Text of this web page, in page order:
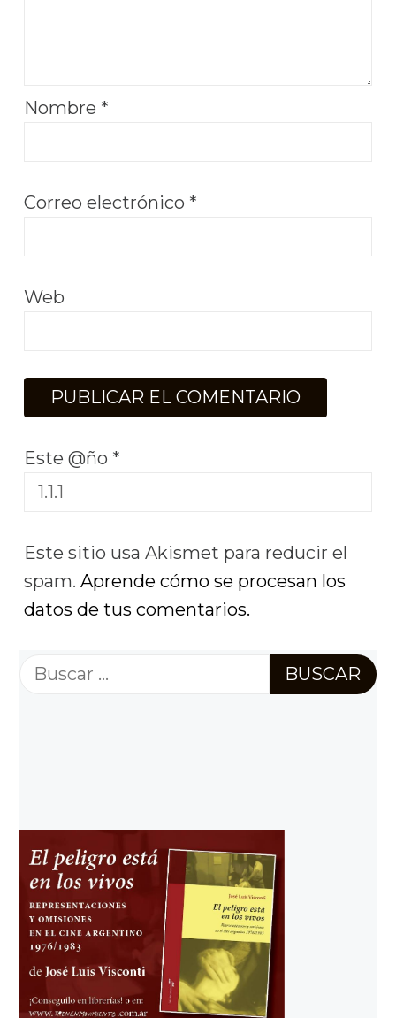
Nombre *
Correo electrónico *
Web
Este @ño *
Este sitio usa Akismet para reducir el
spam. Aprende cómo se procesan los
datos de tus comentarios.
Buscar: